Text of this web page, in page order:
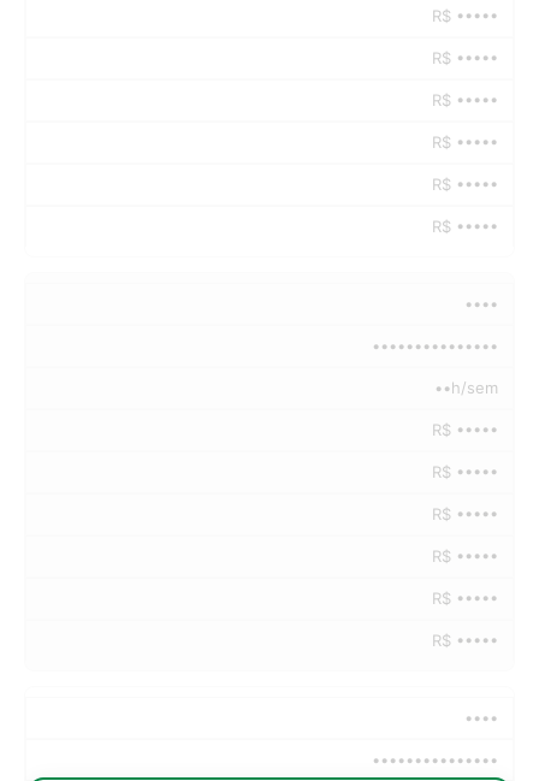
R$ •••••
R$ •••••
R$ •••••
R$ •••••
R$ •••••
R$ •••••
••••
•••••••••••••••
••h/sem
R$ •••••
R$ •••••
R$ •••••
R$ •••••
R$ •••••
R$ •••••
••••
•••••••••••••••